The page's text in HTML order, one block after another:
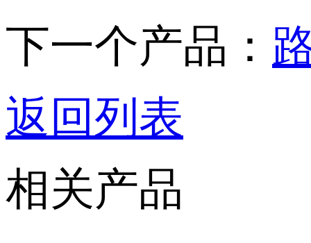
下一个产品：
返回列表
相关产品